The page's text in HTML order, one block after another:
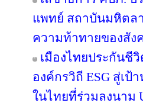
แพทย์ สถาบันมหิตล
ความท้าทายของสัง
เมืองไทยประกันชี
องค์กรวิถี ESG สู่เ
ในไทยที่ร่วมลงนาม